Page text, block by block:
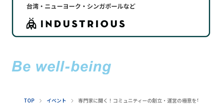
TOP イベント 専門家に聞く！コミュニティーの創立・運営の極意を学ぶ